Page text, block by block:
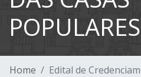
POPULARES
Home Edital de